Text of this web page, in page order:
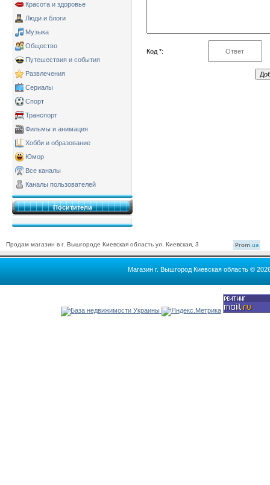
Красота и здоровье
Люди и блоги
Музыка
Общество
Путешествия и события
Развлечения
Сериалы
Спорт
Транспорт
Фильмы и анимация
Хобби и образование
Юмор
Все каналы
Каналы пользователей
Поситители
Код *:
Продам магазин в г. Вышгороде Киевская область ул. Киевская, 3 Prom.ua
Магазин г. Вышгород Киевская область ©